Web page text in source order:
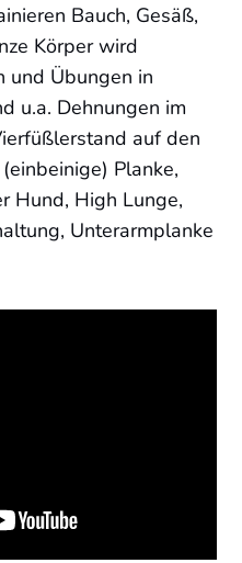
Bauch, Gesäß,
Körper wird
und Übungen in
u.a. Dehnungen im
auf den
Planke,
Hund, High Lunge,
Unterarmplanke